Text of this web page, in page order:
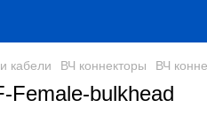
кабели ВЧ коннекторы ВЧ
Female-bulkhead